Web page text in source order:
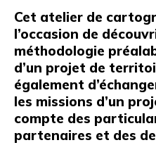
Cet atelier de
l’occasion de
méthodologie
d’un projet de
également
les missions d’un
compte des
partenaires et des